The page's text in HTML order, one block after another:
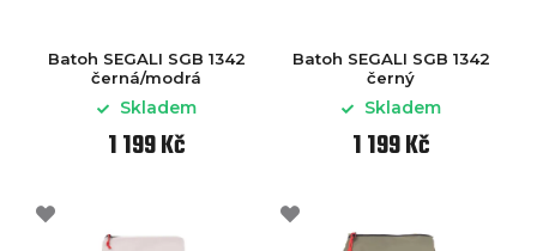
Batoh SEGALI SGB 1342
černá/modrá
Skladem
1 199 Kč
Batoh SEGALI SGB 1342
černý
Skladem
1 199 Kč